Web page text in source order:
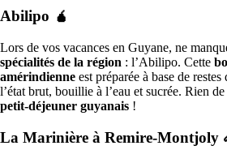
Abilipo 🧉
Lors de vos vacances en Guyane, ne
spécialités de la région : l’Abilipo. Cette
amérindienne est préparée à base de restes
l’état brut, bouillie à l’eau et sucrée. Rien
petit-déjeuner guyanais !
La Marinière à Remire-Montjoly